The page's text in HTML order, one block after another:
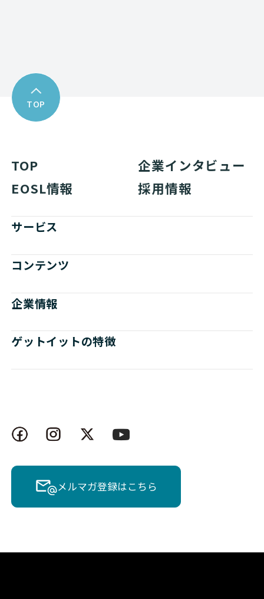
TOP
TOP
企業インタビュー
EOSL情報
採用情報
サービス
コンテンツ
企業情報
ゲットイットの特徴
メルマガ登録はこちら